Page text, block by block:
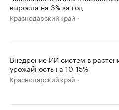
выросла на 3% за год
Краснодарский край
Внедрение ИИ-систем в
урожайность на 10-15%
Краснодарский край